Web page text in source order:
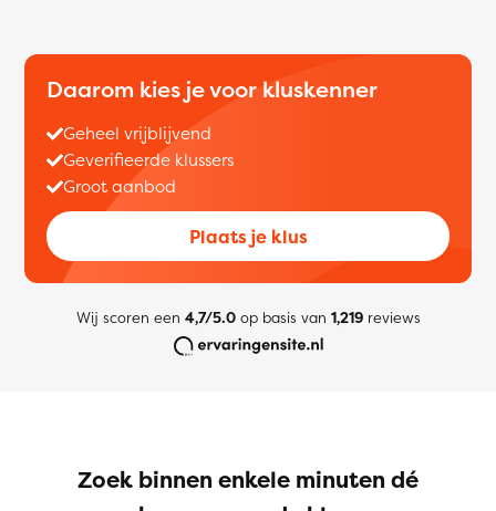
Daarom kies je voor kluskenner
Geheel vrijblijvend
Geverifieerde klussers
Groot aanbod
Plaats je klus
Wij scoren een 4,7/5.0op basis van 1,219reviews
Zoek binnen enkele minuten dé